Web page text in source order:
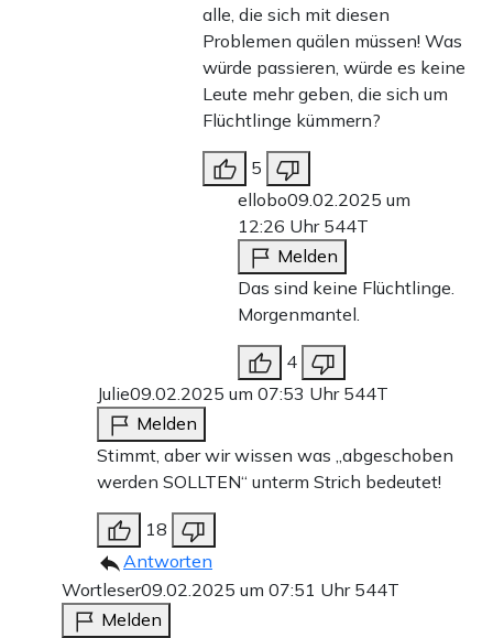
alle, die sich mit diesen
Problemen quälen müssen! Was
würde passieren, würde es keine
Leute mehr geben, die sich um
Flüchtlinge kümmern?
5
ellobo09.02.2025 um
12:26 Uhr 544T
Melden
Das sind keine Flüchtlinge.
Morgenmantel.
4
Julie09.02.2025 um 07:53 Uhr 544T
Melden
Stimmt, aber wir wissen was „abgeschoben
werden SOLLTEN“ unterm Strich bedeutet!
18
Antworten
Wortleser09.02.2025 um 07:51 Uhr 544T
Melden